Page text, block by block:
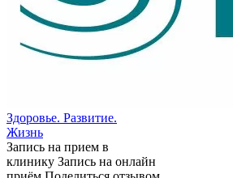
Здоровье. Развитие.
Жизнь
Запись на прием в
клинику Запись на онлайн